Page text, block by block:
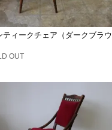
ティークチェア（ダークブラウ
OUT